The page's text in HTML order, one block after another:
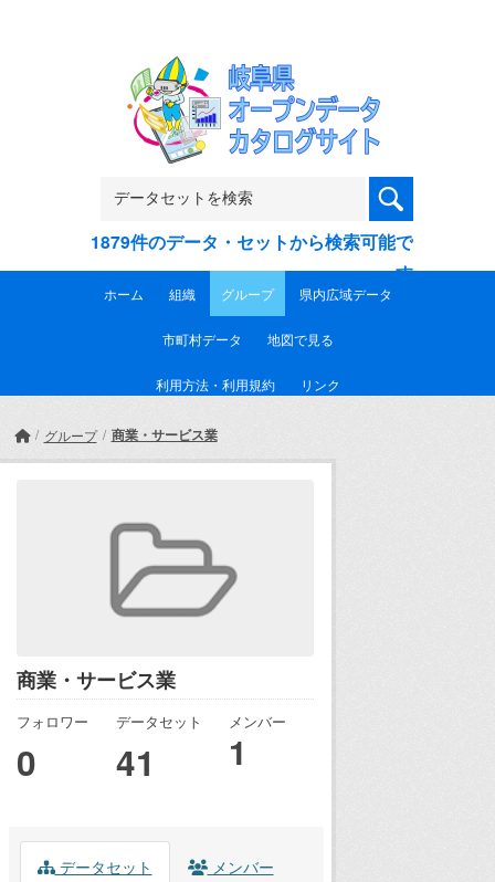
1879件のデータ・セットから検索可能で
す
ホーム 組織 グループ 県内広域データ
市町村データ 地図で見る
利用方法・利用規約 リンク
グループ 商業・サービス業
商業・サービス業
フォロワー
0
データセット
41
メンバー
1
データセット メンバー